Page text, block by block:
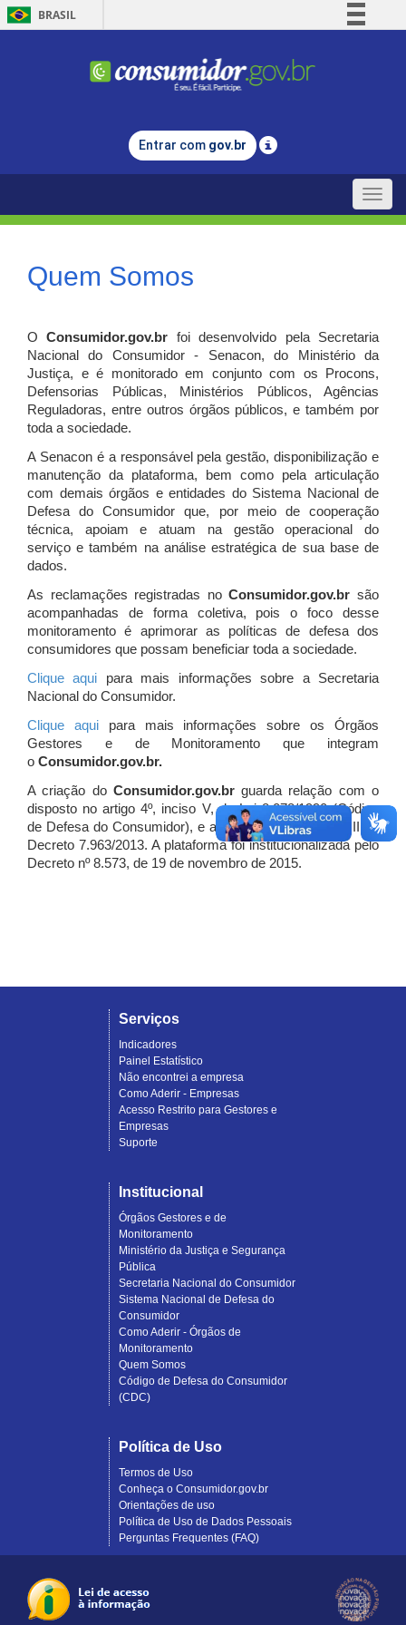
BRASIL
Comunica BR
Legislação
Entrar com gov.br
Toggle
Quem Somos
OConsumidor.gov.br
foi desenvolvido pela Secretaria
Nacional do Consumidor - Senacon, do Ministério da
Justiça, e é monitorado em conjunto com os Procons,
Defensorias Públicas, Ministérios Públicos, Agências
Reguladoras, entre outros órgãos públicos, e também por
toda a sociedade.
A Senacon é a responsável pela gestão, disponibilização e
manutenção da plataforma, bem como pela articulação
com demais órgãos e entidades do Sistema Nacional de
Defesa do Consumidor que, por meio de cooperação
técnica, apoiam e atuam na gestão operacional do
serviço e também na análise estratégica de sua base de
dados.
As reclamações registradas noConsumidor.gov.br são
acompanhadas de forma coletiva, pois o foco desse
monitoramento é aprimorar as políticas de defesa dos
consumidores que possam beneficiar toda a sociedade.
Clique aqui para mais informações sobre a Secretaria
Nacional do Consumidor.
Clique aquipara mais informações sobre os Órgãos
Gestores e de Monitoramento que integram
o Consumidor.gov.br.
A criação do Consumidor.gov.brguarda relação com o
disposto no artigo 4º, inciso V, da Lei 8.078/1990 (Código
de Defesa do Consumidor), e artigo 7º, incisos I, II e III do
Decreto 7.963/2013. A plataforma foi institucionalizada pelo
Decreto nº 8.573, de 19 de novembro de 2015.
Serviços
Indicadores
Painel Estatístico
Não encontrei a empresa
Como Aderir - Empresas
Acesso Restrito para Gestores e
Empresas
Suporte
Institucional
Órgãos Gestores e de
Monitoramento
Ministério da Justiça e Segurança
Pública
Secretaria Nacional do Consumidor
Sistema Nacional de Defesa do
Consumidor
Como Aderir - Órgãos de
Monitoramento
Quem Somos
Código de Defesa do Consumidor
(CDC)
Política de Uso
Termos de Uso
Conheça o Consumidor.gov.br
Orientações de uso
Política de Uso de Dados Pessoais
Perguntas Frequentes (FAQ)